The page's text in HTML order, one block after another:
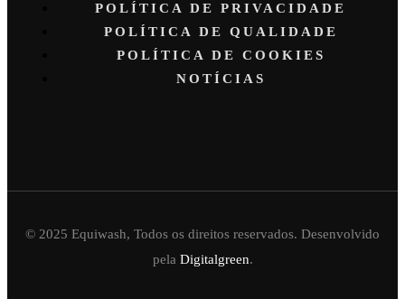
POLÍTICA DE PRIVACIDADE
POLÍTICA DE QUALIDADE
POLÍTICA DE COOKIES
NOTÍCIAS
© 2025 Equiwash, Todos os direitos reservados. Desenvolvido
pela Digitalgreen.